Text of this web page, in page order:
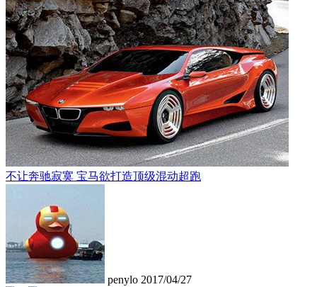
不让奔驰寂寞 宝马欲打造顶级混动超跑
penylo 2017/04/27